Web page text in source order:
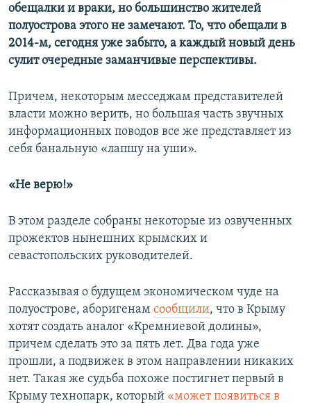
обещалки и враки, но большинство жителей
полуострова этого не замечают. То, что обещали в
2014-м, сегодня уже забыто, а каждый новый день
сулит очередные заманчивые перспективы.
Причем, некоторым месседжам представителей
власти можно верить, но большая часть звучных
информационных поводов все же представляет из
себя банальную «лапшу на уши».
«Не верю!»
В этом разделе собраны некоторые из озвученных
прожектов нынешних крымских и
севастопольских руководителей.
Рассказывая о будущем экономическом чуде на
полуострове, аборигенам сообщили, что в Крыму
хотят создать аналог «Кремниевой долины»,
причем сделать это за пять лет. Два года уже
прошли, а подвижек в этом направлении никаких
нет. Такая же судьба похоже постигнет первый в
Крыму технопарк, который «может появиться в